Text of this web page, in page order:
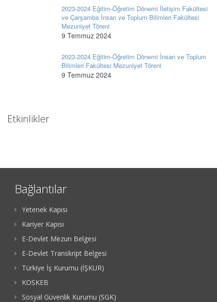
2023-2024 Eğitim-Öğretim Dönemi İletişim Fakültesi
ve Çarşamba İnsan ve Toplum Bilimleri Fakültesi
Mezuniyet Töreni
9 Temmuz 2024
2023-2024 Eğitim-Öğretim Dönemi İnsan ve Toplum
Bilimleri Fakültesi Mezuniyet Töreni
9 Temmuz 2024
Etkinlikler
Bağlantılar
Yetenek Kapısı
Kariyer Kapısı
E-Devlet Mezun Belgesi
E-Devlet Transkript Belgesi
Türkiye İş Kurumu (İŞKUR)
KOSKEB
Sosyal Güvenlik Kurumu (SGK)